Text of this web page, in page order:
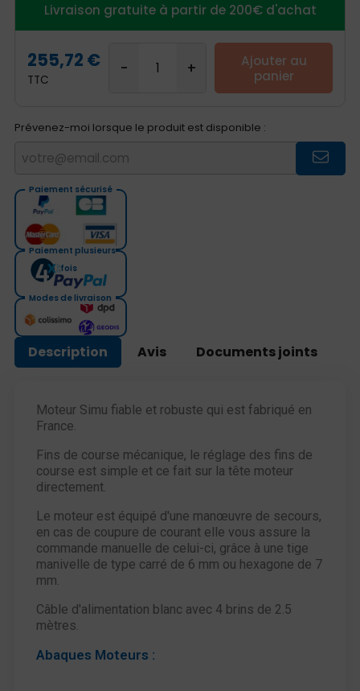
Livraison gratuite à partir de 200€ d'achat
255,72 €
TTC
Ajouter au
panier
Prévenez-moi lorsque le produit est disponible :
Paiement sécurisé
Paiement plusieurs
fois
Modes de livraison
Description Avis Documents joints
Moteur Simu fiable et robuste qui est fabriqué en
France.
Fins de course mécanique, le réglage des fins de
course est simple et ce fait sur la tête moteur
directement.
Le moteur est équipé d'une manœuvre de secours,
en cas de coupure de courant elle vous assure la
commande manuelle de celui-ci, grâce à une tige
manivelle de type carré de 6 mm ou hexagone de 7
mm.
Câble d'alimentation blanc avec 4 brins de 2.5
mètres.
Abaques Moteurs :